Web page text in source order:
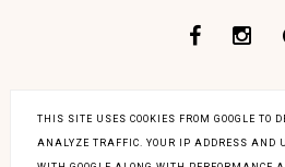
COPYRIGHT © STARE PIANINO
THIS SITE USES COOKIES FROM GOOGLE TO
ANALYZE TRAFFIC. YOUR IP ADDRESS AND